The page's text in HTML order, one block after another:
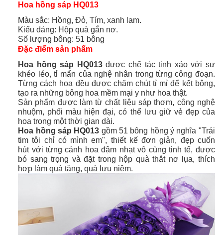
Hoa hồng sáp HQ013
Màu sắc: Hồng, Đỏ, Tím, xanh lam.
Kiểu dáng: Hộp quà gắn nơ.
Số lượng bông: 51 bông
Đặc điểm sản phẩm
Hoa hồng sáp HQ013được chế tác tinh xảo với sự
khéo léo, tỉ mẩn của nghệ nhân trong từng công đoạn.
Từng cách hoa đều được chăm chút tỉ mỉ để kết bông,
tạo ra những bông hoa mềm mại y như hoa thật.
Sản phẩm được làm từ chất liệu sáp thơm, công nghệ
nhuộm, phối màu hiện đại, có thể lưu giữ vẻ đẹp của
hoa trong một thời gian dài.
Hoa hồng sáp HQ013 gồm 51 bông hồng ý nghĩa "Trái
tim tôi chỉ có mình em", thiết kế đơn giản, đẹp cuốn
hút với từng cánh hoa đậm nhạt vô cùng tinh tế, được
bó sang trọng và đặt trong hộp quà thắt nơ lụa, thích
hợp làm quà tặng, quà lưu niệm.